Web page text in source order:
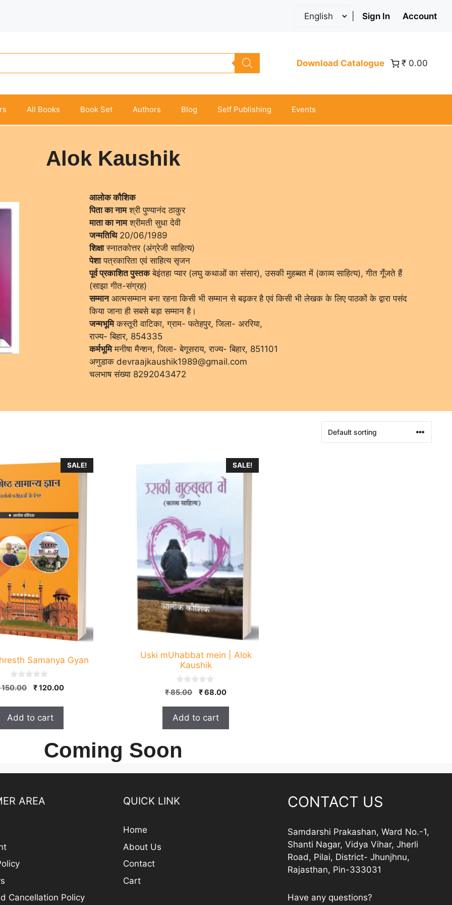
Sign In Account
Download Catalogue ₹ 0.00
All Books Book Set Authors Blog Self Publishing Events
Alok Kaushik
आलोक कौशिक
पिता का नामश्री पुण्यानंद ठाकुर
माता का नामश्रीमती सुधा देवी
जन्मतिथि20/06/1989
शिक्षास्नातकोत्तर (अंग्रेजी साहित्य)
पेशापत्रकारिता एवं साहित्य सृजन
पूर्व प्रकाशित पुस्तकबेइंतहा प्यार (लघु कथाओं का संसार), उसकी मुहब्बत में (काव्य साहित्य), गीत गूँजते हैं
(साझा गीत-संग्रह)
सम्मानआत्मसम्मान बना रहना किसी भी सम्मान से बढ़कर है एवं किसी भी लेखक के लिए पाठकों के द्वारा पसंद
किया जाना ही सबसे बड़ा सम्मान है।
जन्मभूमिकस्तूरी वाटिका, ग्राम- फतेहपुर, जिला- अररिया,
राज्य- बिहार, 854335
कर्मभूमिमनीषा मैन्शन, जिला- बेगूसराय, राज्य- बिहार, 851101
अणुडाक devraajkaushik1989@gmail.com
चलभाष संख्या 8292043472
SALE!
Samanya Gyan
0
o
t
o
f
150.00
Original
was:
₹ 150.00.
₹120.00Current
Add to cart
SALE!
Uski mUhabbat mein | Alok
Kaushik
0
o
o
5
₹85.00
Original
₹ 85.00.
₹68.00Current
Add to cart
Coming Soon
AREA
Cancellation Policy
QUICK LINK
Home
About Us
Contact
Cart
CONTACT US
Samdarshi Prakashan, Ward No.-1,
Shanti Nagar, Vidya Vihar, Jherli
Road, Pilai, District- Jhunjhnu,
Rajasthan, Pin-333031
Have any questions?